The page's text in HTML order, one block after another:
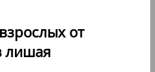
от
лишая